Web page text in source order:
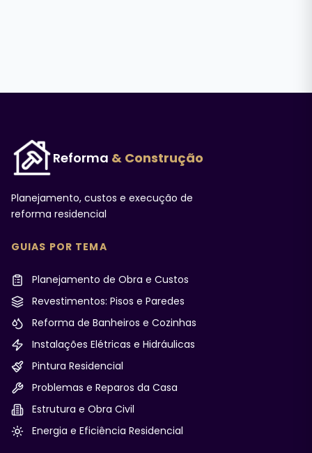
Reforma & Construção
Planejamento, custos e execução de
reforma residencial
GUIAS POR TEMA
Planejamento de Obra e Custos
Revestimentos: Pisos e Paredes
Reforma de Banheiros e Cozinhas
Instalações Elétricas e Hidráulicas
Pintura Residencial
Problemas e Reparos da Casa
Estrutura e Obra Civil
Energia e Eficiência Residencial